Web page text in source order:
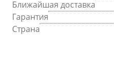
Ближайшая доставка
Гарантия
Страна